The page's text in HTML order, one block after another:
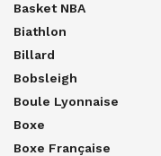
Basket NBA
Biathlon
Billard
Bobsleigh
Boule Lyonnaise
Boxe
Boxe Française